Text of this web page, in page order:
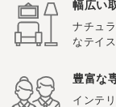
幅広い
ナチュ
なテイ
豊富な
インテ